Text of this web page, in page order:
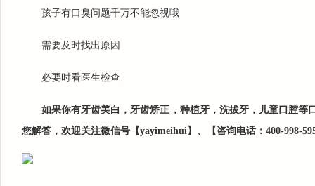
孩子有口臭问题千万不能忽视哦
需要及时找出原因
必要时看医生检查
如果你有牙齿美白，牙齿矫正，种植牙，洗拔牙，儿童口腔等
您解答，欢迎关注微信号【yayimeihui】、【咨询电话：400-998-